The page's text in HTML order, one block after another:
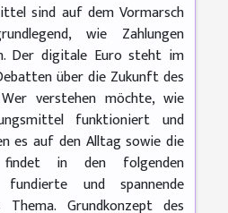
sind auf dem Vormarsch
wie Zahlungen
Der digitale Euro steht im
über die Zukunft des
verstehen möchte, wie
funktioniert und
es auf den Alltag sowie die
in den folgenden
und spannende
Grundkonzept des